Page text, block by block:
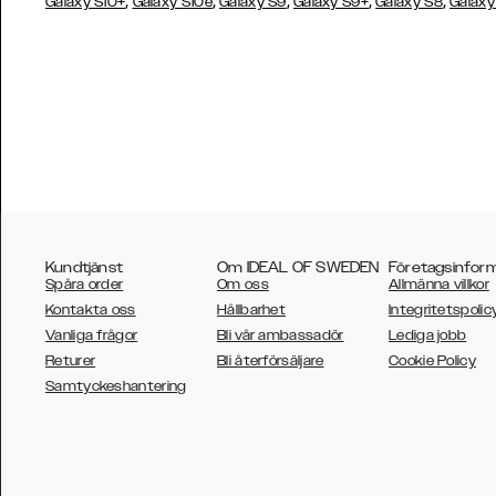
Kundtjänst
Spåra order
Kontakta oss
Vanliga frågor
Returer
Samtyckeshantering
Om IDEAL OF SWEDEN
Om oss
Hållbarhet
Bli vår ambassadör
Bli återförsäljare
Allmänna villkor
Lediga jobb
Cookie Policy
AUSTRALIA